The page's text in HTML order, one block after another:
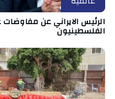
الرئيس الايراني عن
الفلسطينيون